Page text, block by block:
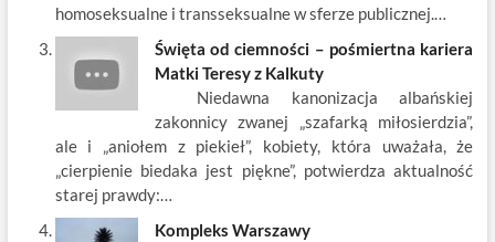
homoseksualne i transseksualne w sferze publicznej.…
Święta od ciemności – pośmiertna kariera
Matki Teresy z Kalkuty
Niedawna kanonizacja albańskiej
zakonnicy zwanej „szafarką miłosierdzia”,
ale i „aniołem z piekieł”, kobiety, która uważała, że
„cierpienie biedaka jest piękne”, potwierdza aktualność
starej prawdy:…
Kompleks Warszawy